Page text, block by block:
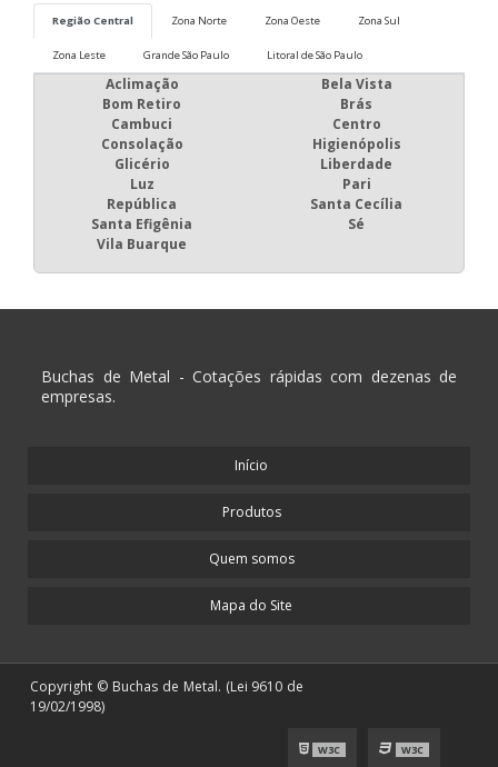
Região Central Zona Norte Zona Oeste Zona Sul
Zona Leste Grande São Paulo Litoral de São Paulo
Aclimação
Bela Vista
Bom Retiro
Brás
Cambuci
Centro
Consolação
Higienópolis
Glicério
Liberdade
Luz
Pari
República
Santa Cecília
Santa Efigênia
Sé
Vila Buarque
Buchas de Metal - Cotações rápidas com dezenas de
empresas.
Início
Produtos
Quem somos
Mapa do Site
Copyright © Buchas de Metal. (Lei 9610 de
19/02/1998)
W3C W3C